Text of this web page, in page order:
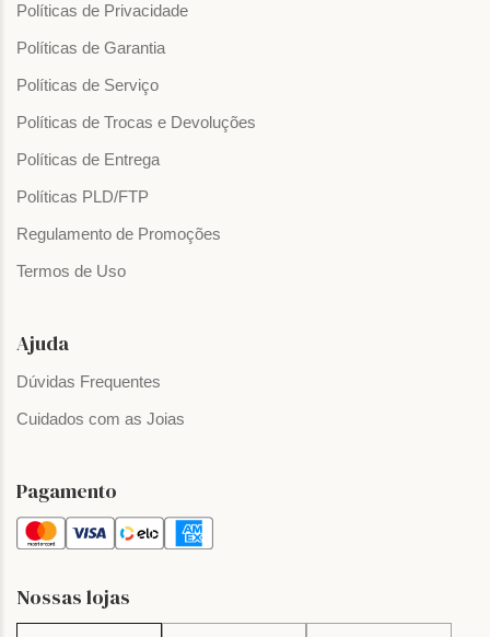
Políticas de Privacidade
Políticas de Garantia
Políticas de Serviço
Políticas de Trocas e Devoluções
Políticas de Entrega
Políticas PLD/FTP
Regulamento de Promoções
Termos de Uso
Ajuda
Dúvidas Frequentes
Cuidados com as Joias
Pagamento
Nossas lojas